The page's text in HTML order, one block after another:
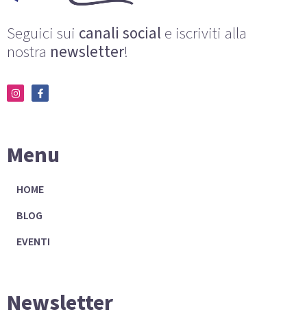
Seguici sui canali social e iscriviti alla
nostra newsletter!
Menu
HOME
BLOG
EVENTI
Newsletter